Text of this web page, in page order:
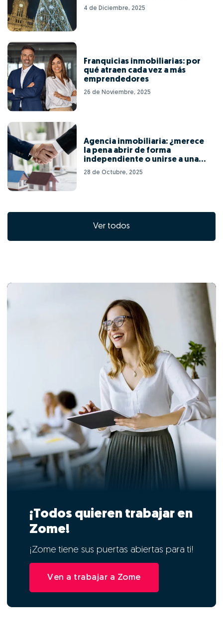
4 de Diciembre, 2025
Franquicias inmobiliarias: por
qué atraen cada vez a más
emprendedores
26 de Noviembre, 2025
Agencia inmobiliaria: ¿merece
la pena abrir de forma
independiente o unirse a una
red de franquicias?
28 de Octubre, 2025
Ver todos
¡Todos quieren trabajar en
Zome!
¡Zome tiene sus puertas abiertas para ti!
Ven a trabajar a Zome